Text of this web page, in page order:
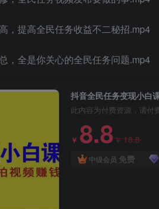
，提高全民任务收益不二秘招.mp4
，全是你关心的全民任务问题.mp4
抖音全民任务变现小白
此内容为付费资源，请付
￥ 8.8￥18.8
中级会员 免费